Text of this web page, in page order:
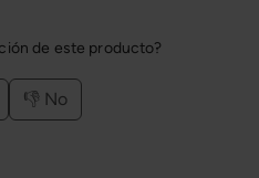
de este producto?
👎 No